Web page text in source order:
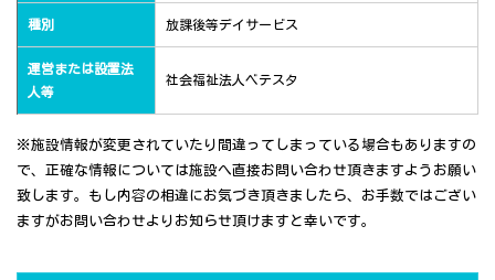
種別 放課後等デイサービス
運営または設置法
人等
社会福祉法人ベテスタ
※施設情報が変更されていたり間違ってしまっている場合もありますの
で、正確な情報については施設へ直接お問い合わせ頂きますようお願い
致します。もし内容の相違にお気づき頂きましたら、お手数ではござい
ますがお問い合わせよりお知らせ頂けますと幸いです。